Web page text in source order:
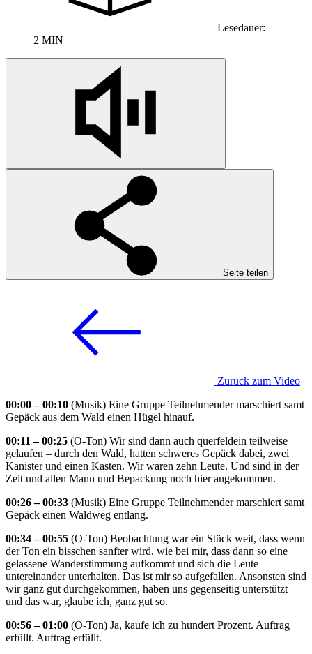
Lesedauer:
2 MIN
Seite teilen
Zurück zum Video
00:00 – 00:10 (Musik) Eine Gruppe Teilnehmender marschiert samt
Gepäck aus dem Wald einen Hügel hinauf.
00:11 – 00:25 (O-Ton) Wir sind dann auch querfeldein teilweise
gelaufen – durch den Wald, hatten schweres Gepäck dabei, zwei
Kanister und einen Kasten. Wir waren zehn Leute. Und sind in der
Zeit und allen Mann und Bepackung noch hier angekommen.
00:26 – 00:33 (Musik) Eine Gruppe Teilnehmender marschiert samt
Gepäck einen Waldweg entlang.
00:34 – 00:55 (O-Ton) Beobachtung war ein Stück weit, dass wenn
der Ton ein bisschen sanfter wird, wie bei mir, dass dann so eine
gelassene Wanderstimmung aufkommt und sich die Leute
untereinander unterhalten. Das ist mir so aufgefallen. Ansonsten sind
wir ganz gut durchgekommen, haben uns gegenseitig unterstützt
und das war, glaube ich, ganz gut so.
00:56 – 01:00 (O-Ton) Ja, kaufe ich zu hundert Prozent. Auftrag
erfüllt. Auftrag erfüllt.